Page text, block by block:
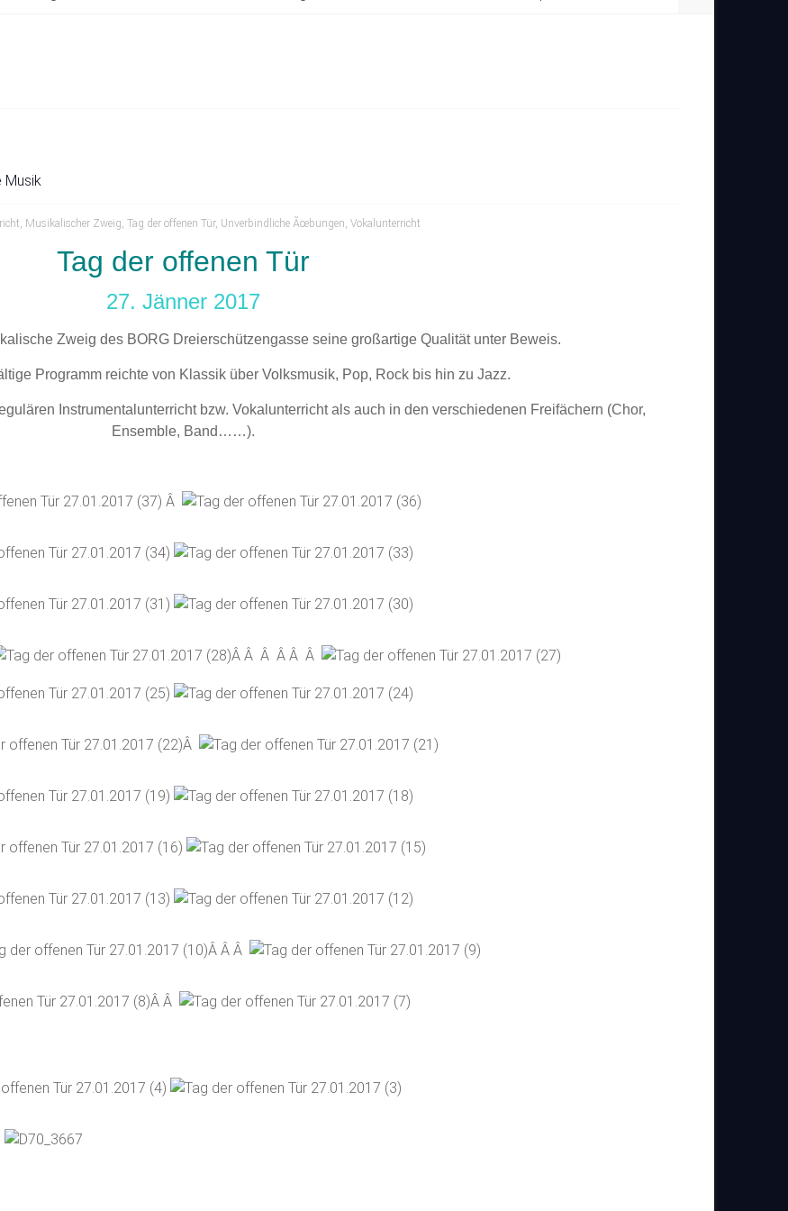
Musik
, Musikalischer Zweig, Tag der offenen Tür, Unverbindliche Ãœbungen, Vokalunterricht
Tag der offenen Tür
27. Jänner 2017
Zweig des BORG Dreierschützengasse seine großartige Qualität unter Beweis.
Programm reichte von Klassik über Volksmusik, Pop, Rock bis hin zu Jazz.
Instrumentalunterricht bzw. Vokalunterricht als auch in den verschiedenen Freifächern (Chor,
Ensemble, Band……).
Â
Â Â Â Â Â Â
Â
Â Â Â
Â Â